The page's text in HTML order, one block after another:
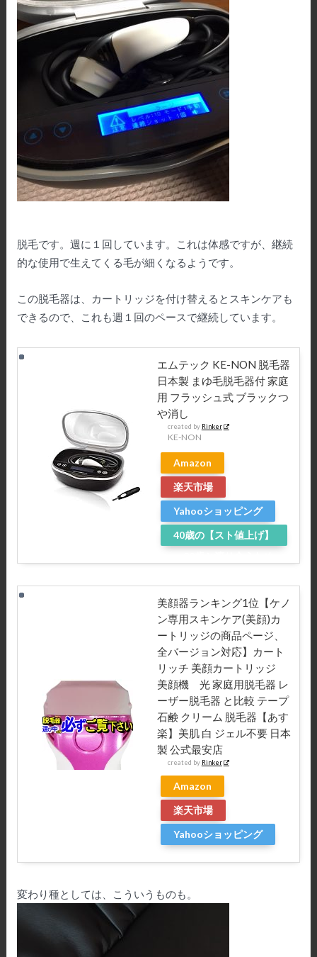
脱毛です。週に１回しています。これは体感ですが、継続
的な使用で生えてくる毛が細くなるようです。
この脱毛器は、カートリッジを付け替えるとスキンケアも
できるので、これも週１回のペースで継続しています。
エムテック KE-NON 脱毛器
日本製 まゆ毛脱毛器付 家庭
用 フラッシュ式 ブラックつ
や消し
created by Rinker
KE-NON
Amazon
楽天市場
Yahooショッピング
40歳の【スト値上げ】
美顔器ランキング1位【ケノ
ン専用スキンケア(美顔)カ
ートリッジの商品ページ、
全バージョン対応】カート
リッチ 美顔カートリッジ
美顔機 光 家庭用脱毛器 レ
ーザー脱毛器 と比較 テープ
石鹸 クリーム 脱毛器【あす
楽】美肌 白 ジェル不要 日本
製 公式最安店
created by Rinker
Amazon
楽天市場
Yahooショッピング
変わり種としては、こういうものも。